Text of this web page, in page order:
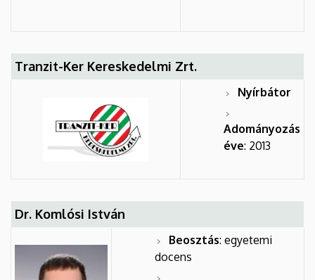
Tranzit-Ker Kereskedelmi Zrt.
Nyírbátor
Adományozás
éve: 2013
Dr. Komlósi István
Beosztás: egyetemi
docens